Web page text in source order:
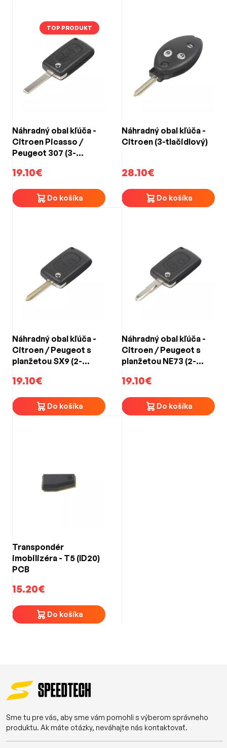
TOP PRODUKT
Náhradný obal kľúča -
Citroen Picasso /
Peugeot 307 (3-
19.10€
Do košíka
Náhradný obal kľúča -
Citroen (3-tlačidlový)
28.10€
Do košíka
Náhradný obal kľúča -
Citroen / Peugeot s
planžetou SX9 (2-
19.10€
Do košíka
Náhradný obal kľúča -
Citroen / Peugeot s
planžetou NE73 (2-
19.10€
Do košíka
Transpondér
imobilizéra - T5 (ID20)
PCB
15.20€
Do košíka
Sme tu pre vás, aby sme vám pomohli s výberom správneho
produktu. Ak máte otázky, neváhajte nás kontaktovať.